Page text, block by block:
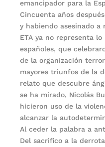
emancipador para la
Cincuenta años
y habiendo asesinado a
ETA ya no representa
españoles, que
de la organización
mayores triunfos de la
relato que descubre
se ha mirado, Nicolás
hicieron uso de la
alcanzar la
Al ceder la palabra a
Del sacrifico a la